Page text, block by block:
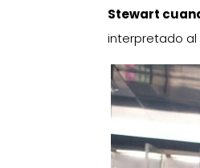
Stewart
interpretado al